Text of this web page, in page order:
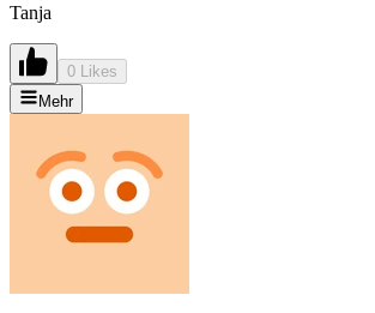
Tanja
0 Likes
Mehr